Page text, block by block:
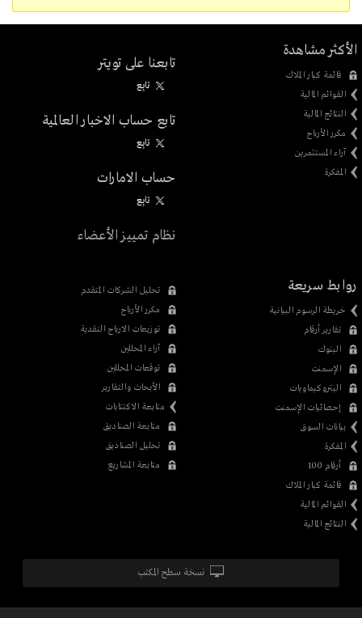
الأكثر مشاهدة
قائمة كبار الملاك
القوائم المالية
النتائج المالية
مكرر الأرباح
آراء المستثمرين
المفكرة
تابعنا على تويتر
تابِع
تابع حساب الاخبار العالمية
تابِع
حساب الامارات
تابِع
نظام تمييز الأعضاء
روابط سريعة
خريطة الرسوم البيانية
تقارير أرقام
البنوك
الإسمنت
البتروكيماويات
إحصائيات الإسمنت
بيانات السوق
المفكرة
أرقام 100
قائمة كبار الملاك
القوائم المالية
النتائج المالية
تحليل الشركات المتقدم
مكرر الأرباح
توزيعات الارباح النقدية
آراء المحللين
توقعات المحللين
الأبحاث والتقارير
متابعة الاكتتابات
متابعة الصناديق
تحليل الصناديق
متابعة المشاريع
نسخة سطح المكتب